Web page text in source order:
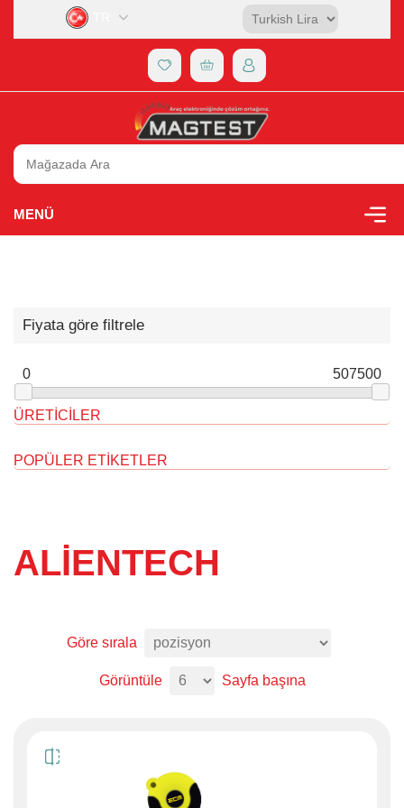
MENÜ
Fiyata göre filtrele
0 507500
ÜRETICILER
POPÜLER ETIKETLER
ALIENTECH
Göre sırala
Görüntüle Sayfa başına